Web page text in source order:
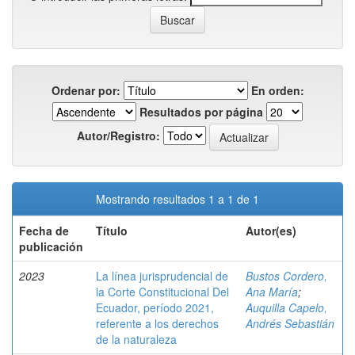
Ordenar por:
En orden:
Resultados por página
Autor/Registro:
Mostrando resultados 1 a 1 de 1
Fecha de
publicación
Título Autor(es)
2023
La línea jurisprudencial de
la Corte Constitucional Del
Ecuador, período 2021,
referente a los derechos
de la naturaleza
Bustos Cordero,
Ana María;
Auquilla Capelo,
Andrés Sebastián